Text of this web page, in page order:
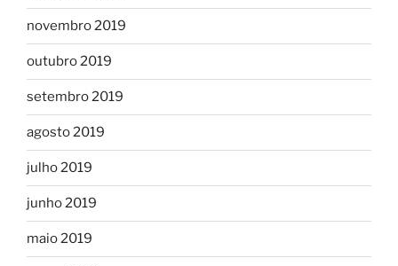
novembro 2019
outubro 2019
setembro 2019
agosto 2019
julho 2019
junho 2019
maio 2019